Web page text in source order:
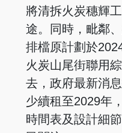
將清拆火炭穗輝
途。同時，毗鄰
排檔原計劃於
火炭山尾街聯用
去，政府最新消
少續租至2029年
時間表及設計細